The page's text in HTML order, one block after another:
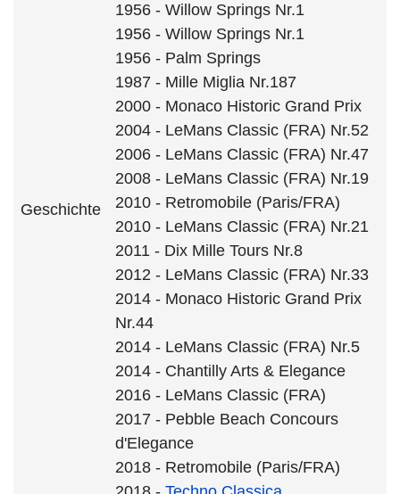
Geschichte
1956 - Willow Springs Nr.1
1956 - Willow Springs Nr.1
1956 - Palm Springs
1987 - Mille Miglia Nr.187
2000 - Monaco Historic Grand Prix
2004 - LeMans Classic (FRA) Nr.52
2006 - LeMans Classic (FRA) Nr.47
2008 - LeMans Classic (FRA) Nr.19
2010 - Retromobile (Paris/FRA)
2010 - LeMans Classic (FRA) Nr.21
2011 - Dix Mille Tours Nr.8
2012 - LeMans Classic (FRA) Nr.33
2014 - Monaco Historic Grand Prix
Nr.44
2014 - LeMans Classic (FRA) Nr.5
2014 - Chantilly Arts & Elegance
2016 - LeMans Classic (FRA)
2017 - Pebble Beach Concours
d'Elegance
2018 - Retromobile (Paris/FRA)